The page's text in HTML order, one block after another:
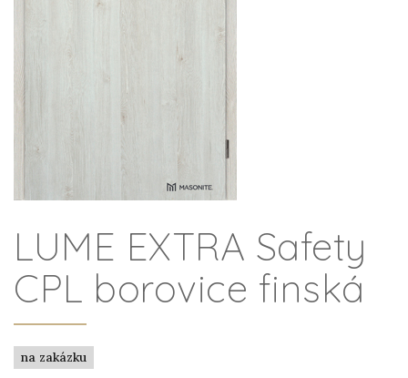
LUME EXTRA Safety
CPL borovice finská
na zakázku